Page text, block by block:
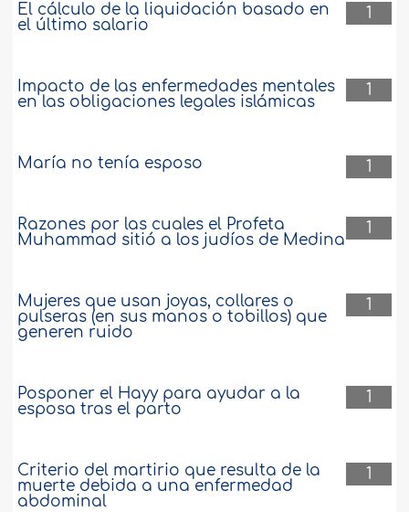
1
El cálculo de la liquidación basado en
el último salario
1
Impacto de las enfermedades mentales
en las obligaciones legales islámicas
1
María no tenía esposo
1
Razones por las cuales el Profeta
Muhammad sitió a los judíos de Medina
1
Mujeres que usan joyas, collares o
pulseras (en sus manos o tobillos) que
generen ruido
1
Posponer el Hayy para ayudar a la
esposa tras el parto
1
Criterio del martirio que resulta de la
muerte debida a una enfermedad
abdominal